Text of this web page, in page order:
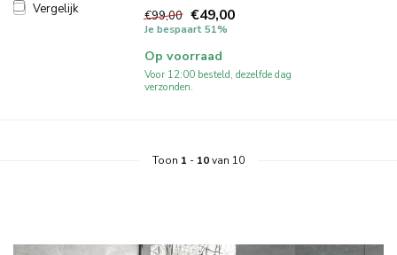
Vergelijk
€99,00 €49,00
Je bespaart 51%
Op voorraad
Voor 12:00 besteld, dezelfde dag
verzonden.
Toon 1 - 10van 10